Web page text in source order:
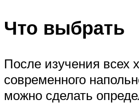
Что выбрать
После изучения всех
современного
можно сделать